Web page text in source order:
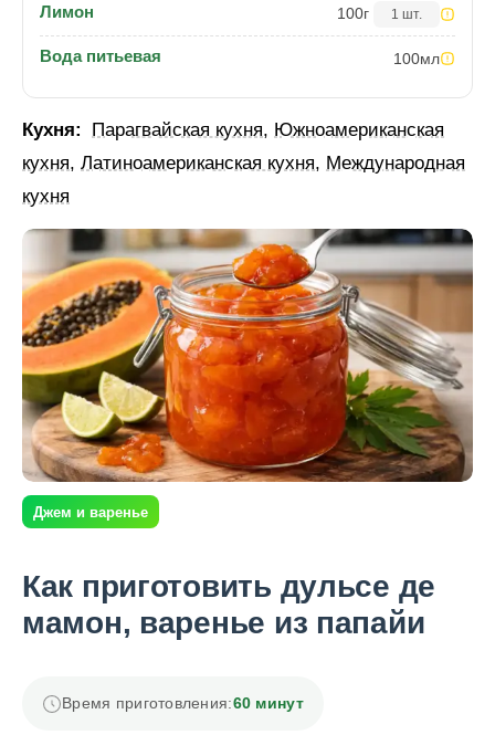
Лимон 100г 1 шт.
Вода питьевая 100мл
Кухня: Парагвайская кухня, Южноамериканская
кухня, Латиноамериканская кухня, Международная
кухня
Джем и варенье
Как приготовить дульсе де
мамон, варенье из папайи
Время приготовления:60 минут